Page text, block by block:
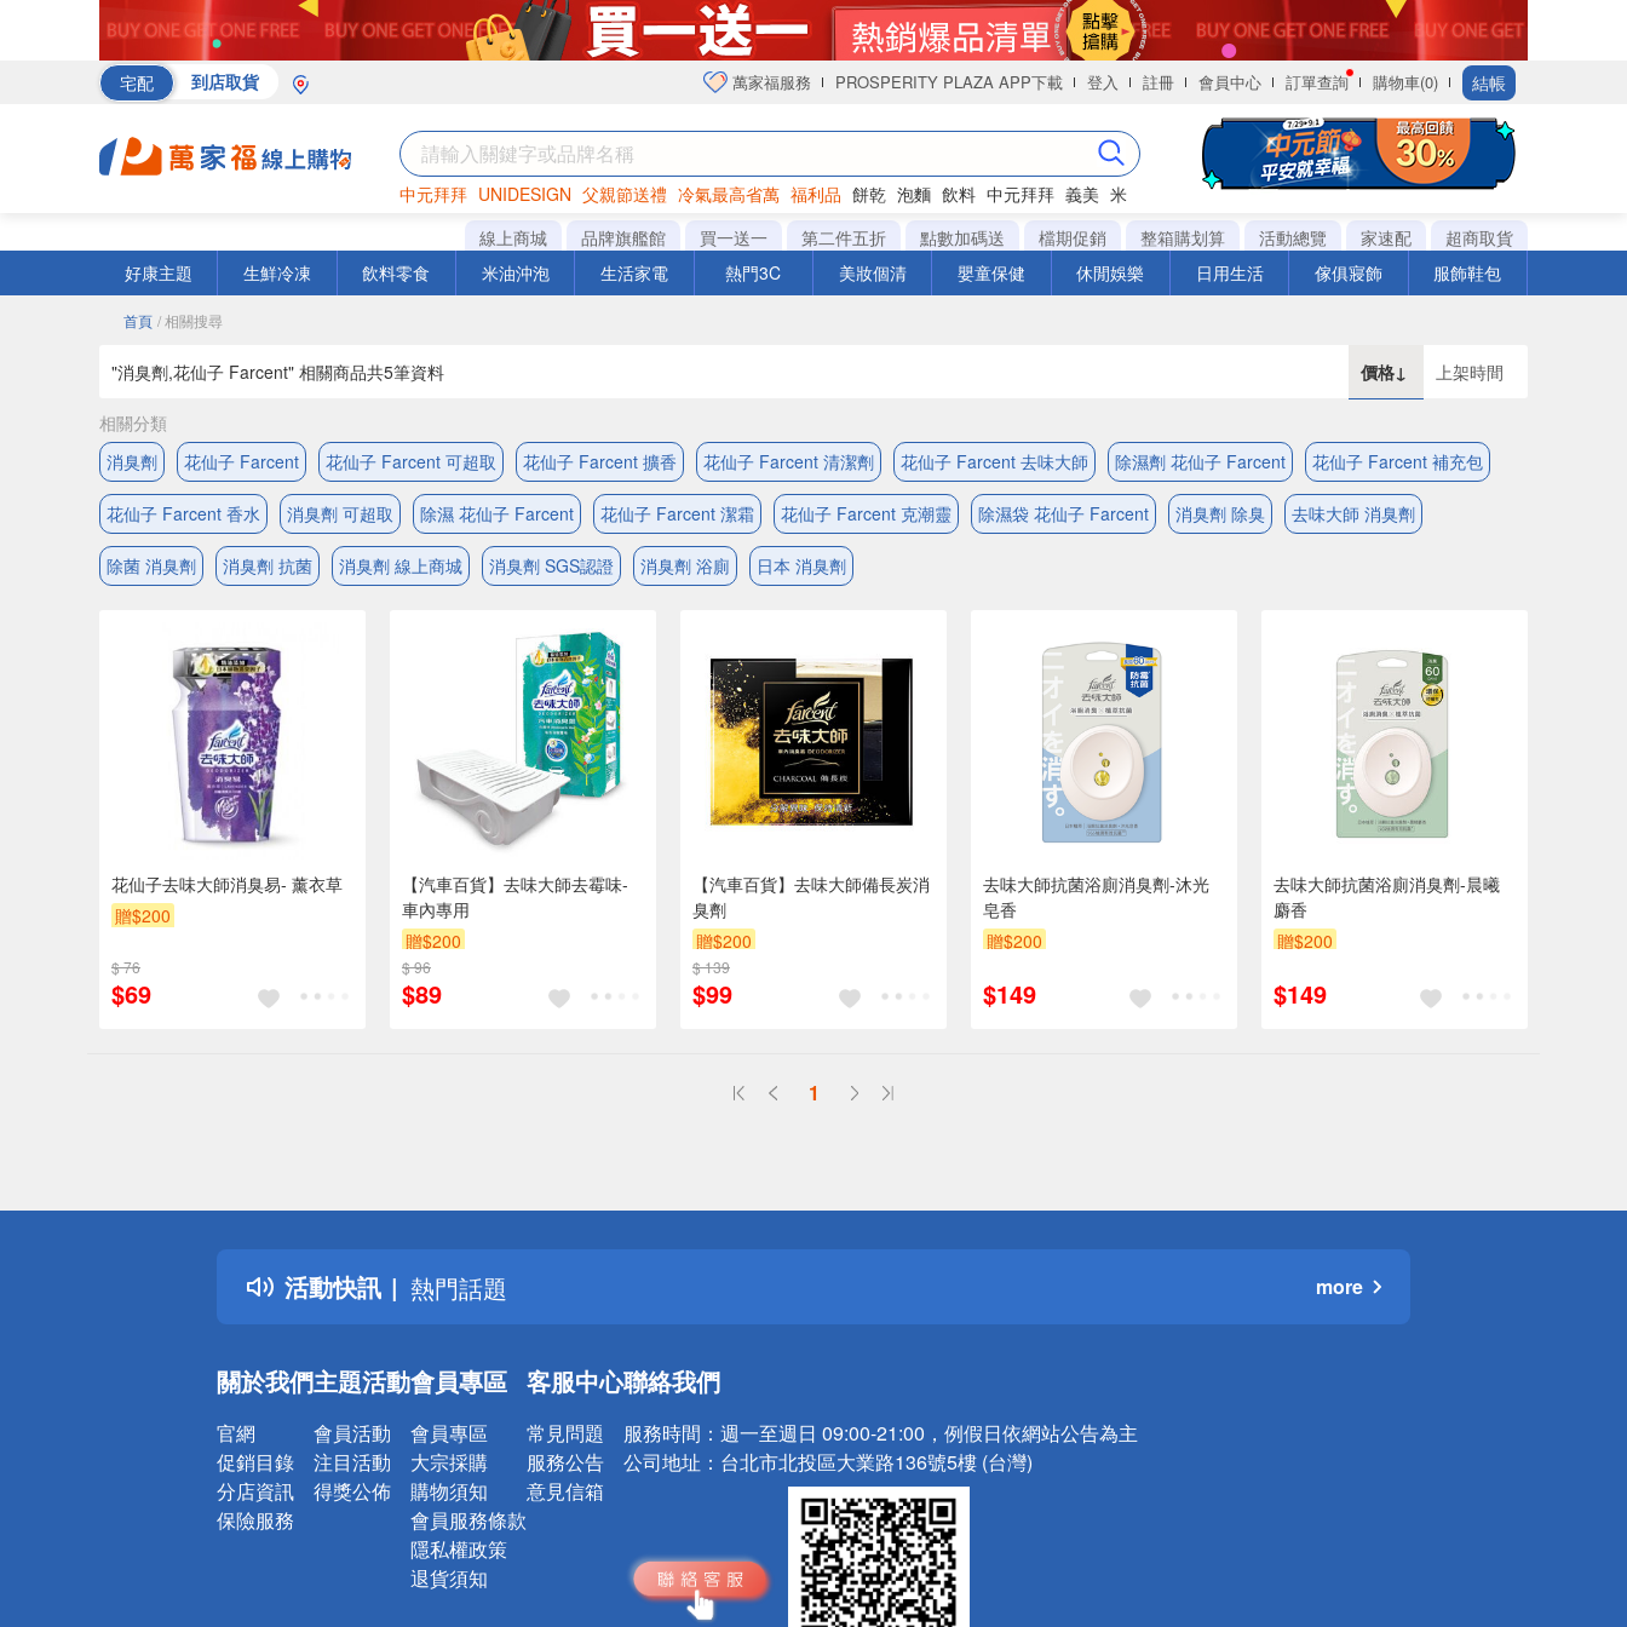
宅配 到店取貨 萬家福服務 PROSPERITY PLAZA APP下載 登入 註冊 會員中心 訂單查詢 購物車(0) 結帳
中元拜拜 UNIDESIGN 父親節送禮 冷氣最高省萬 福利品 餅乾 泡麵 飲料 中元拜拜 義美 米
巧克力 罐頭 衛生紙
線上商城 品牌旗艦館 買一送一 第二件五折 點數加碼送 檔期促銷 整箱購划算 活動總覽 家速配
超商取貨
好康主題
生鮮冷凍 飲料零食 米油沖泡 生活家電 熱門3C 美妝個清 嬰童保健 休閒娛樂 日用生活 傢俱寢飾 服飾鞋包
首頁 / 相關搜尋
"消臭劑,花仙子 Farcent" 相關商品共5筆資料 價格↓ 上架時間
相關分類
消臭劑
花仙子 Farcent 花仙子 Farcent 可超取 花仙子 Farcent 擴香 花仙子 Farcent 清潔劑 花仙子 Farcent 去味大師 除濕劑 花仙子 Farcent 花仙子 Farcent 補充包
花仙子 Farcent 香水 消臭劑 可超取 除濕 花仙子 Farcent 花仙子 Farcent 潔霜 花仙子 Farcent 克潮靈 除濕袋 花仙子 Farcent 消臭劑 除臭 去味大師 消臭劑
除菌 消臭劑 消臭劑 抗菌 消臭劑 線上商城 消臭劑 SGS認證 消臭劑 浴廁 日本 消臭劑
花仙子去味大師消臭易- 薰衣草
贈$200
$ 76
$69
【汽車百貨】去味大師去霉味-
車內專用
贈$200
$ 96
$89
【汽車百貨】去味大師備長炭消
臭劑
贈$200
$ 139
$99
去味大師抗菌浴廁消臭劑-沐光
皂香
贈$200
$149
去味大師抗菌浴廁消臭劑-晨曦
麝香
贈$200
$149
1
活動快訊
詐騙網頁！請小心！
得獎公告
熱門話題
銀行優惠
詐騙網頁！請小心！
more
關於我們
官網
促銷目錄
分店資訊
保險服務
主題活動
會員活動
注目活動
得獎公佈
會員專區
會員專區
大宗採購
購物須知
會員服務條款
隱私權政策
退貨須知
客服中心
常見問題
服務公告
意見信箱
聯絡我們
服務時間： 週一至週日 09:00-21:00，例假日依網站公告為主
公司地址： 台北市北投區大業路136號5樓 (台灣)